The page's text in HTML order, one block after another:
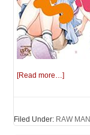
[Read more…]
Filed Under: RAW